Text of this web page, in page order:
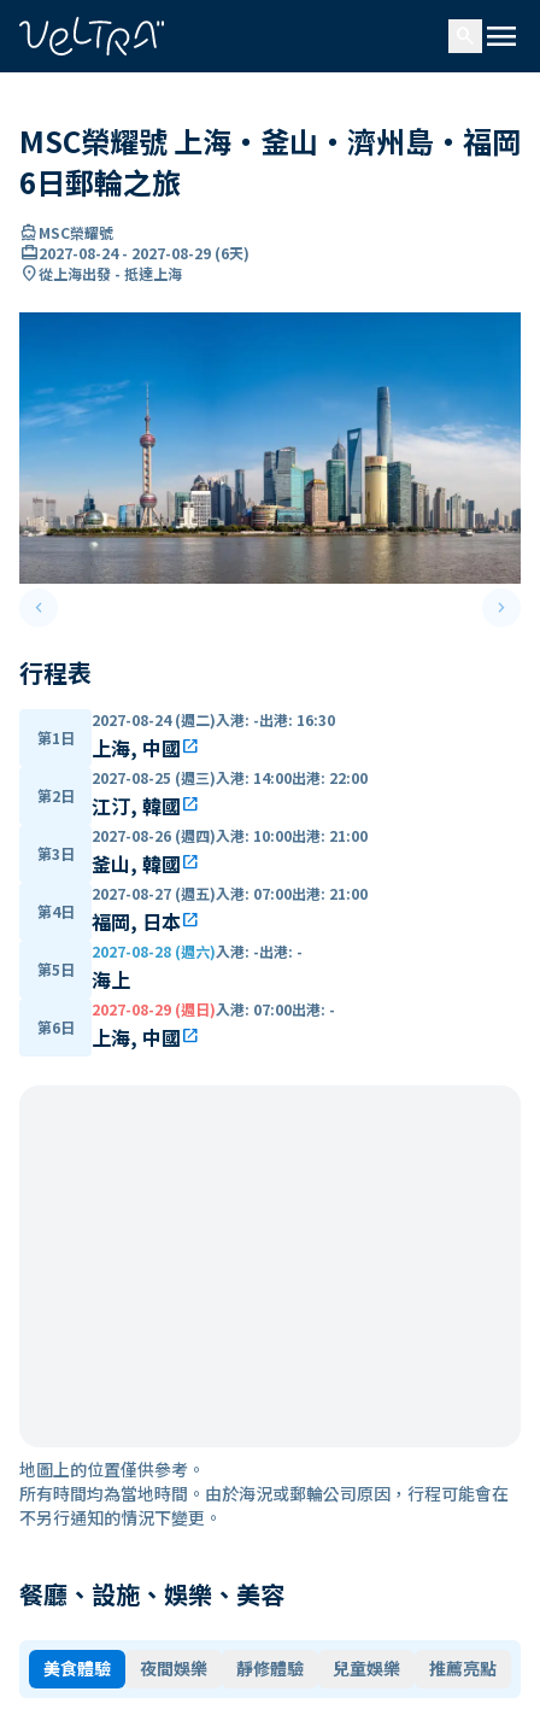
menu
MSC榮耀號 上海・釜山・濟州島・福岡
6日郵輪之旅
directions_boatMSC榮耀號
card_travel2027-08-24- 2027-08-29 (6天)
location_on從上海出發 - 抵達上海
keyboard_arrow_leftPrevious slide keyboard_arrow_right
行程表
第1日
2027-08-24 (週二)入港: -出港: 16:30
上海, 中國open_in_new
第2日
2027-08-25 (週三)入港: 14:00出港: 22:00
江汀, 韓國open_in_new
第3日
2027-08-26 (週四)入港: 10:00出港: 21:00
釜山, 韓國open_in_new
第4日
2027-08-27 (週五)入港: 07:00出港: 21:00
福岡, 日本open_in_new
第5日
2027-08-28 (週六)入港: -出港: -
海上
第6日
2027-08-29 (週日)入港: 07:00出港: -
上海, 中國open_in_new
地圖上的位置僅供參考。
所有時間均為當地時間。由於海況或郵輪公司原因，行程可能會在
不另行通知的情況下變更。
餐廳、設施、娛樂、美容
美食體驗 夜間娛樂 靜修體驗 兒童娛樂 推薦亮點